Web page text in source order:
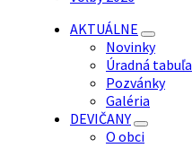
AKTUÁLNE
Novinky
Úradná tabuľa
Pozvánky
Galéria
DEVIČANY
O obci